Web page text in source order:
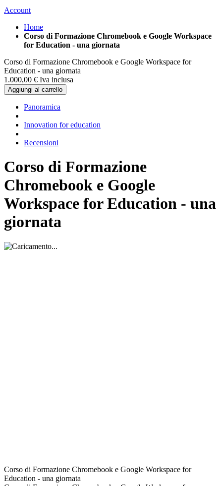
Account
Home
Corso di Formazione Chromebook e Google Workspace
for Education - una giornata
Corso di Formazione Chromebook e Google Workspace for
Education - una giornata
1.000,00 € Iva inclusa
Aggiungi al carrello
Panoramica
Innovation for education
Recensioni
Corso di Formazione
Chromebook e Google
Workspace for Education - una
giornata
Corso di Formazione Chromebook e Google Workspace for
Education - una giornata